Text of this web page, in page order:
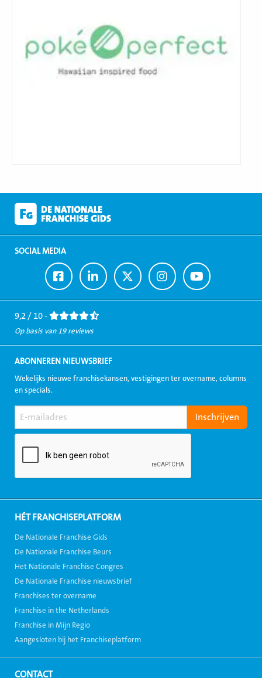
SOCIAL MEDIA
Ga
naar
Facebook
Ga
naar
LinkedIn
Ga
naar
Twitter
Ga
naar
Instagram
Ga
naar
Youtube
9,2 / 10 -
Op basis van 19 reviews
ABONNEREN NIEUWSBRIEF
Wekelijks nieuwe franchisekansen, vestigingen ter overname, columns
en specials.
HÉT FRANCHISEPLATFORM
De Nationale Franchise Gids
De Nationale Franchise Beurs
Het Nationale Franchise Congres
De Nationale Franchise nieuwsbrief
Franchises ter overname
Franchise in the Netherlands
Franchise in Mijn Regio
Aangesloten bij het Franchiseplatform
CONTACT